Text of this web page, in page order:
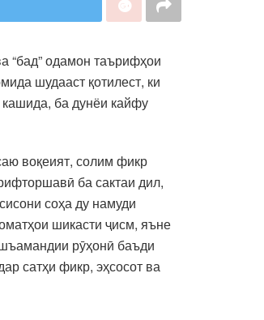
“бад” одамон таърифҳои
шудааст қотилест, ки
ба дунёи кайфу
воқеият, солим фикр
ба сактаи дил,
соҳа ду намуди
шикасти ҷисм, яъне
рӯҳонӣ баъди
сатҳи фикр, эҳсосот ва